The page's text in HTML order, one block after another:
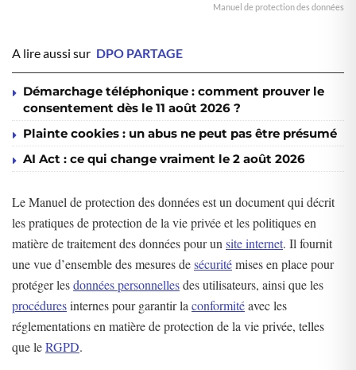
Manuel de protection des données
A lire aussi sur DPO PARTAGE
Démarchage téléphonique : comment prouver le
consentement dès le 11 août 2026 ?
Plainte cookies : un abus ne peut pas être présumé
AI Act : ce qui change vraiment le 2 août 2026
Le Manuel de protection des données est un document qui décrit
les pratiques de protection de la vie privée et les politiques en
matière de traitement des données pour un site internet. Il fournit
une vue d’ensemble des mesures desécuritémises en place pour
protéger lesdonnées personnellesdes utilisateurs, ainsi que les
procéduresinternes pour garantir la conformitéavec les
réglementations en matière de protection de la vie privée, telles
que leRGPD.